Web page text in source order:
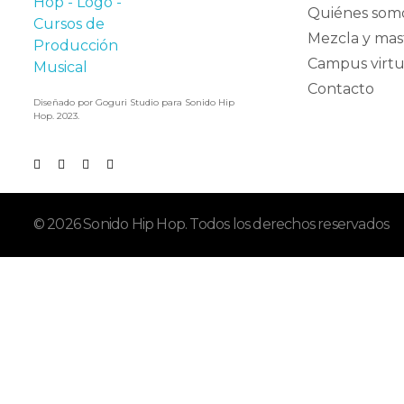
Diseñado por Goguri Studio para Sonido Hip
Hop. 2023.
Quiénes
Mezcla y
Campus
Contacto
© 2026 Sonido Hip Hop. Todos los derechos reservados